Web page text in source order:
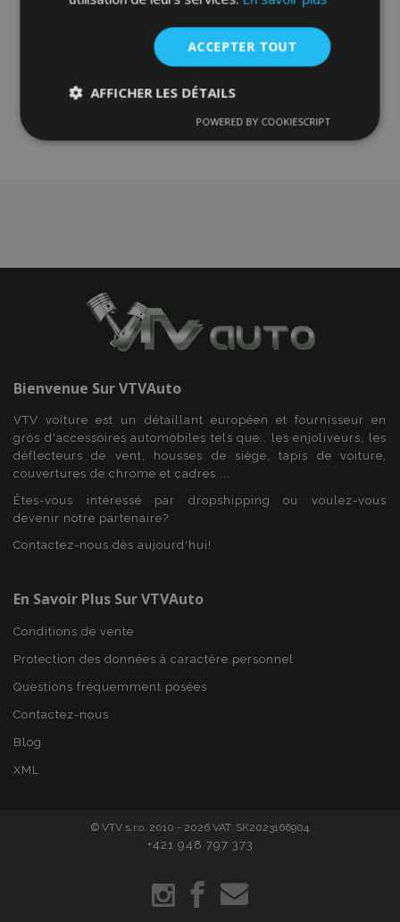
Ajouter
à la
d'achats
Bienvenue SurVTVAuto
VTV voiture est un détaillant européen et fournisseur en
gros d'accessoires automobiles tels que:. les enjoliveurs, les
déflecteurs de vent, housses de siège, tapis de voiture,
couvertures de chrome et cadres ...
Êtes-vous intéressé par dropshipping ou voulez-vous
devenir notre partenaire?
Contactez-nous dès aujourd'hui!
En Savoir Plus Sur VTVAuto
Conditions de vente
Protection des données à caractère personnel
Questions fréquemment posées
Contactez-nous
Blog
XML
© VTV s.r.o. 2010 - 2026 VAT: SK2023166904
+421 948 797 373
ACCEPTER TOUT
AFFICHER LES DÉTAILS
nécessaires
Performance Ciblage
Strictement nécessaires
Performance
Les cookies strictement nécessaires habilitent des
connexion des utilisateurs et la gestion des
comptes. Le site Web ne peut pas être utilisé
correctement sans les cookies strictement
nécessaires.
Nom
Fournisseur
Domaine
POWERED BY COOKIESCRIPT